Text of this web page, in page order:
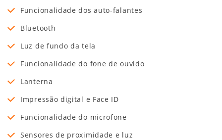
Funcionalidade dos auto-falantes
Bluetooth
Luz de fundo da tela
Funcionalidade do fone de ouvido
Lanterna
Impressão digital e Face ID
Funcionalidade do microfone
Sensores de proximidade e luz